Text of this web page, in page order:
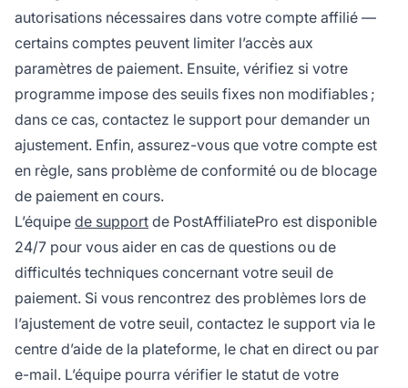
autorisations nécessaires dans votre compte affilié —
certains comptes peuvent limiter l’accès aux
paramètres de paiement. Ensuite, vérifiez si votre
programme impose des seuils fixes non modifiables ;
dans ce cas, contactez le support pour demander un
ajustement. Enfin, assurez-vous que votre compte est
en règle, sans problème de conformité ou de blocage
de paiement en cours.
L’équipe de support de PostAffiliatePro est disponible
24/7 pour vous aider en cas de questions ou de
difficultés techniques concernant votre seuil de
paiement. Si vous rencontrez des problèmes lors de
l’ajustement de votre seuil, contactez le support via le
centre d’aide de la plateforme, le chat en direct ou par
e-mail. L’équipe pourra vérifier le statut de votre